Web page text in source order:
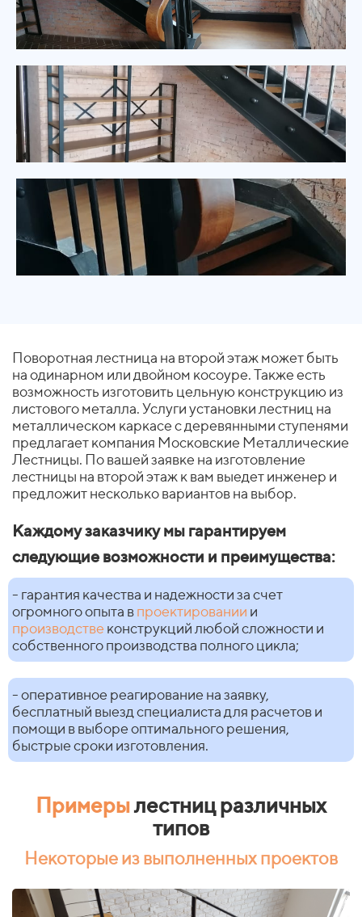
Поворотная лестница на второй этаж может быть
на одинарном или двойном косоуре. Также есть
возможность изготовить цельную конструкцию из
листового металла. Услуги установки лестниц на
металлическом каркасе с деревянными ступенями
предлагает компания Московские Металлические
Лестницы. По вашей заявке на изготовление
лестницы на второй этаж к вам выедет инженер и
предложит несколько вариантов на выбор.
Каждому заказчику мы гарантируем
следующие возможности и преимущества:
- гарантия качества и надежности за счет
огромного опыта впроектировании и
производстве конструкций любой сложности и
собственного производства полного цикла;
- оперативное реагирование на заявку,
бесплатный выезд специалиста для расчетов и
помощи в выборе оптимального решения,
быстрые сроки изготовления.
Примерылестниц различных
типов
Некоторые из выполненных проектов